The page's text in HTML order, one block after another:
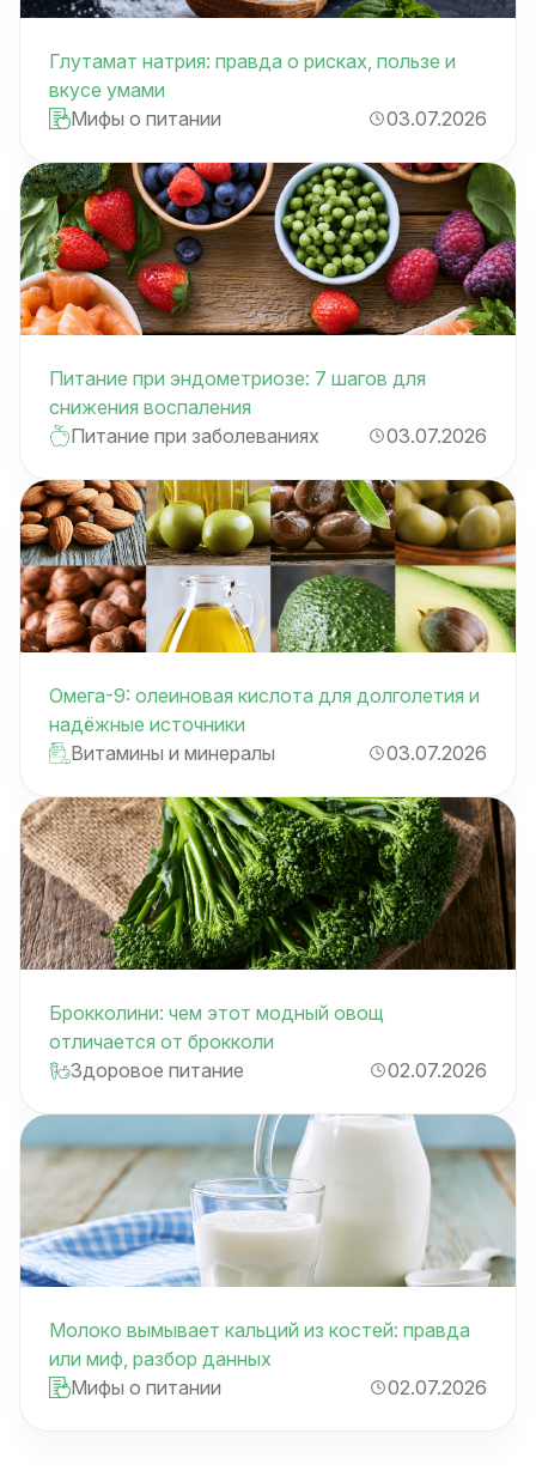
Глутамат натрия: правда о рисках, пользе и
вкусе умами
Мифы о питании
03.07.2026
Питание при эндометриозе: 7 шагов для
снижения воспаления
Питание при заболеваниях
03.07.2026
Омега-9: олеиновая кислота для долголетия и
надёжные источники
Витамины и минералы
03.07.2026
Брокколини: чем этот модный овощ
отличается от брокколи
Здоровое питание
02.07.2026
Молоко вымывает кальций из костей: правда
или миф, разбор данных
Мифы о питании
02.07.2026